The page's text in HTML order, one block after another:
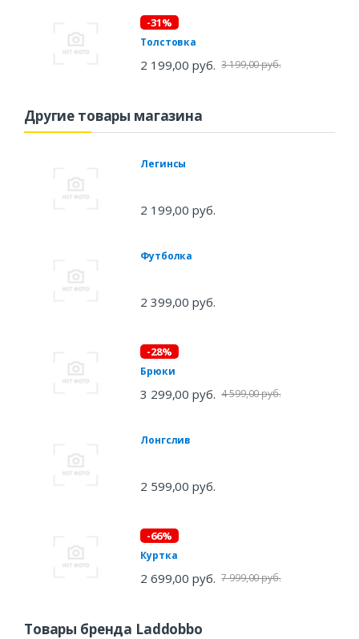
-31%
Толстовка
2 199,00 руб. 3 199,00 руб.
Другие товары магазина
Легинсы
2 199,00 руб.
Футболка
2 399,00 руб.
-28%
Брюки
3 299,00 руб. 4 599,00 руб.
Лонгслив
2 599,00 руб.
-66%
Куртка
2 699,00 руб. 7 999,00 руб.
Товары бренда Laddobbo